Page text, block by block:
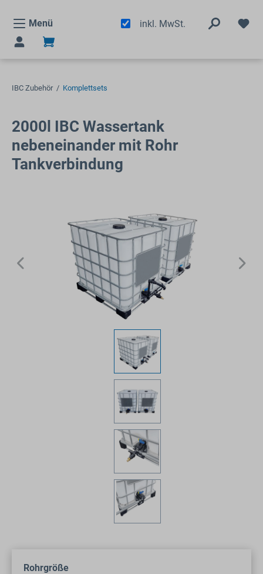
Menü
inkl. MwSt.
IBC Zubehör / Komplettsets
2000l IBC Wassertank
nebeneinander mit Rohr
Tankverbindung
Rohrgrößeauswählen